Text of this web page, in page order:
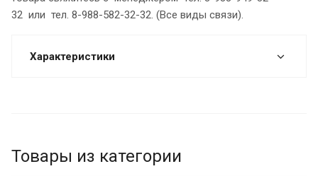
32 или тел. 8-988-582-32-32. (Все виды связи).
Характеристики
Товары из категории